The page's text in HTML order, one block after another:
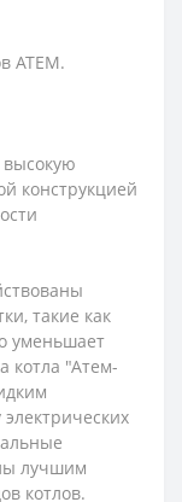
АТЕМ.
конструкцией
такие как
уменьшает
котла "Атем-
лучшим
котлов.